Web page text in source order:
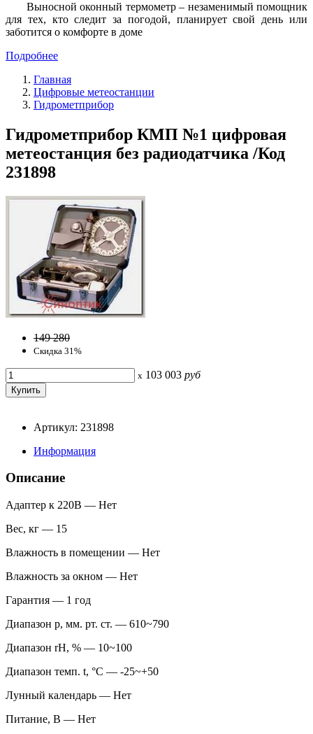
Выносной оконный термометр – незаменимый помощник
для тех, кто следит за погодой, планирует свой день или
заботится о комфорте в доме
Подробнее
Главная
Цифровые метеостанции
Гидрометприбор
Гидрометприбор КМП №1 цифровая
метеостанция без радиодатчика /Код
231898
149 280
Скидка 31%
x 103 003 руб
Артикул: 231898
Информация
Описание
Адаптер к 220В — Нет
Вес, кг — 15
Влажность в помещении — Нет
Влажность за окном — Нет
Гарантия — 1 год
Диапазон p, мм. рт. ст. — 610~790
Диапазон rH, % — 10~100
Диапазон темп. t, °С — -25~+50
Лунный календарь — Нет
Питание, В — Нет